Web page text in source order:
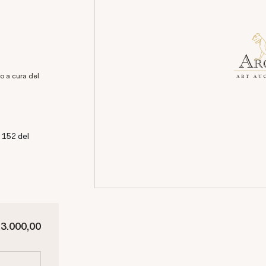
a cura del
del